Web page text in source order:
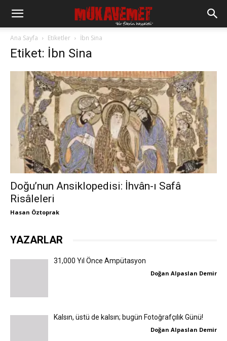
Ana Sayfa Etiketler İbn Sina
Etiket: İbn Sina
Doğu’nun Ansiklopedisi: İhvân-ı Safâ
Risâleleri
Hasan Öztoprak
YAZARLAR
31,000 Yıl Önce Ampütasyon
Doğan Alpaslan Demir
Kalsın, üstü de kalsın; bugün Fotoğrafçılık Günü!
Doğan Alpaslan Demir